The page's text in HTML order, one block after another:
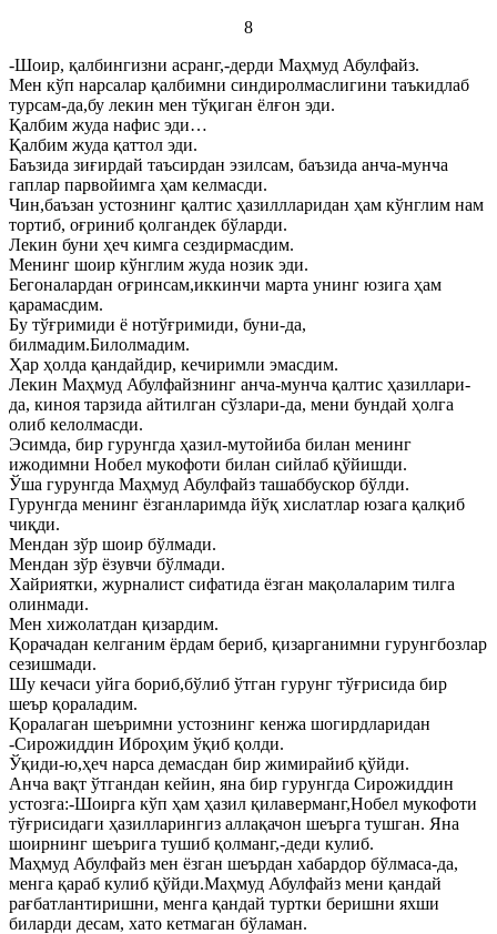
8
-Шоир, қалбингизни асранг,-дерди Маҳмуд Абулфайз.
Мен кўп нарсалар қалбимни синдиролмаслигини таъкидлаб
турсам-да,бу лекин мен тўқиган ёлғон эди.
Қалбим жуда нафис эди…
Қалбим жуда қаттол эди.
Баъзида зиғирдай таъсирдан эзилсам, баъзида анча-мунча
гаплар парвойимга ҳам келмасди.
Чин,баъзан устознинг қалтис ҳазиллларидан ҳам кўнглим нам
тортиб, оғриниб қолгандек бўларди.
Лекин буни ҳеч кимга сездирмасдим.
Менинг шоир кўнглим жуда нозик эди.
Бегоналардан оғринсам,иккинчи марта унинг юзига ҳам
қарамасдим.
Бу тўғримиди ё нотўғримиди, буни-да,
билмадим.Билолмадим.
Ҳар ҳолда қандайдир, кечиримли эмасдим.
Лекин Маҳмуд Абулфайзнинг анча-мунча қалтис ҳазиллари-
да, киноя тарзида айтилган сўзлари-да, мени бундай ҳолга
олиб келолмасди.
Эсимда, бир гурунгда ҳазил-мутойиба билан менинг
ижодимни Нобел мукофоти билан сийлаб қўйишди.
Ўша гурунгда Маҳмуд Абулфайз ташаббускор бўлди.
Гурунгда менинг ёзганларимда йўқ хислатлар юзага қалқиб
чиқди.
Мендан зўр шоир бўлмади.
Мендан зўр ёзувчи бўлмади.
Хайриятки, журналист сифатида ёзган мақолаларим тилга
олинмади.
Мен хижолатдан қизардим.
Қорачадан келганим ёрдам бериб, қизарганимни гурунгбозлар
сезишмади.
Шу кечаси уйга бориб,бўлиб ўтган гурунг тўғрисида бир
шеър қораладим.
Қоралаган шеъримни устознинг кенжа шогирдларидан
-Сирожиддин Иброҳим ўқиб қолди.
Ўқиди-ю,ҳеч нарса демасдан бир жимирайиб қўйди.
Анча вақт ўтгандан кейин, яна бир гурунгда Сирожиддин
устозга:-Шоирга кўп ҳам ҳазил қилаверманг,Нобел мукофоти
тўғрисидаги ҳазилларингиз аллақачон шеърга тушган. Яна
шоирнинг шеърига тушиб қолманг,-деди кулиб.
Маҳмуд Абулфайз мен ёзган шеърдан хабардор бўлмаса-да,
менга қараб кулиб қўйди.Маҳмуд Абулфайз мени қандай
рағбатлантиришни, менга қандай туртки беришни яхши
биларди десам, хато кетмаган бўламан.